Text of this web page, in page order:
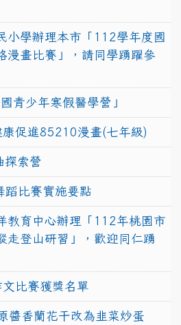
小學辦理本市「112學年度國
漫畫比賽」，請同學踴躍參
青少年寒假醫學營」
促進85210漫畫(七年級)
探索營
蹈比賽實施要點
教育中心辦理「112年桃園市
走登山研習」，歡迎同仁踴
比賽獲獎名單
醬香蘭花干改為韭菜炒蛋